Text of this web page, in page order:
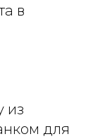
в
из
для